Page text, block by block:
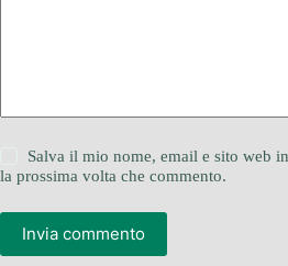
Salva il mio nome, email e sito web
la prossima volta che commento.
Invia commento